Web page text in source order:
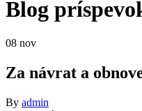
Blog
08 nov
Za návrat a
By admin